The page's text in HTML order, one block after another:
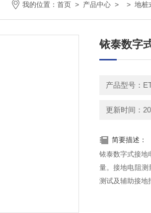
我的位置： 首页 > 产品中心 > > 地桩
铱泰数字
产品型号：
更新时间：
简要描述：
铱泰数字式接地
量。接地电阻测
测试及辅助接地